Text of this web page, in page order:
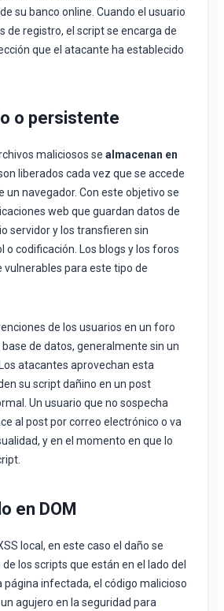
su banco online. Cuando el usuario
de registro, el script se encarga de
que el atacante ha establecido
o persistente
maliciosos se almacenan en
liberados cada vez que se accede
un navegador. Con este objetivo se
web que guardan datos de
servidor y los transfieren sin
o codificación. Los blogs y los foros
para este tipo de
de los usuarios en un foro
de datos, generalmente sin un
atacantes aprovechan esta
su script dañino en un post
Un usuario que no sospecha
al post por correo electrónico o va
y en el momento en que lo
en DOM
local, en este caso el daño se
los scripts que están en el lado del
página infectada, el código malicioso
agujero en la seguridad para